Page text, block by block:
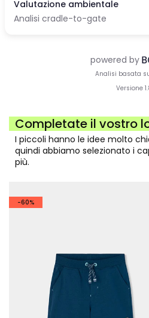
Completate il vostro
I piccoli hanno le idee molto
quindi abbiamo selezionato i
più.
-60%